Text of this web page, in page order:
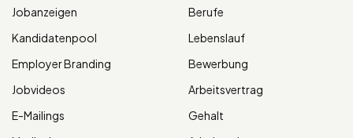
Jobanzeigen
Kandidatenpool
Employer Branding
Jobvideos
E-Mailings
Berufe
Lebenslauf
Bewerbung
Arbeitsvertrag
Gehalt